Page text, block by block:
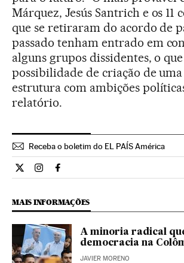
Márquez, Jesús Santrich e os 11
que se retiraram do acordo de
passado tenham entrado em
alguns grupos dissidentes, o
possibilidade de criação de
estrutura com ambições
relatório.
Receba o boletim do EL PAÍS América
Internacional El País Brasil en Twitter
Internacional El País Brasil en
Internacional El País Brasil en
MAIS INFORMAÇÕES
A minoria radical
democracia na
JAVIER MORENO